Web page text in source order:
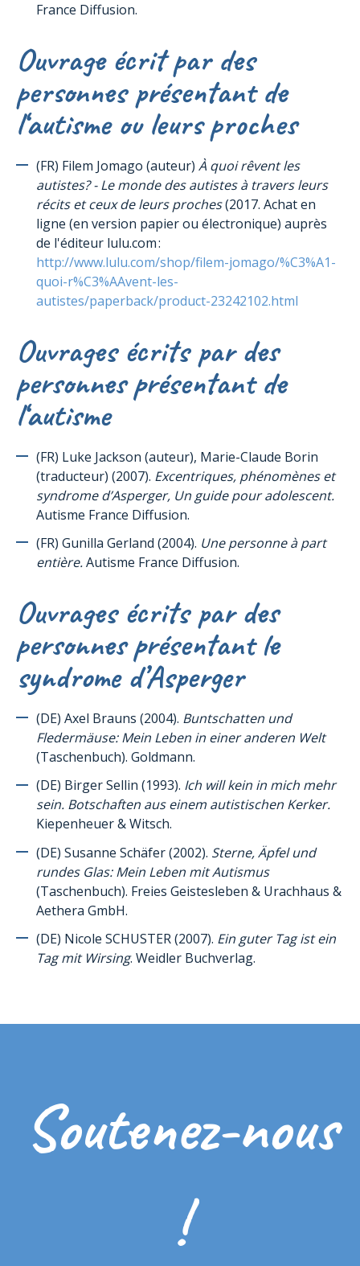
ABA (Applied Behaviour Analysis) = Analyse appliquée du
Autonomie
Pragmatique du langage / Communication
Enseignement
Puberté/Sexualité
Sensorialité
Pour expliquer l’autisme à la personne présentant de l’autisme
Pour expliquer l’autisme aux frères et sœurs/pairs de l’enfant
présentant de l’autisme
Expériences et témoignages
Ressources de pictogrammes
Autres ressources utiles
France Diffusion.
Ouvrage écrit par des
personnes présentant de
l‘autisme ou leurs proches
(FR) Filem Jomago (auteur) À quoi rêvent les
autistes? - Le monde des autistes à travers leurs
récits et ceux de leurs proches(2017. Achat en
ligne (en version papier ou électronique) auprès
de l'éditeur lulu.com :
http://www.lulu.com/shop/filem-jomago/%C3%A1-
quoi-r%C3%AAvent-les-
autistes/paperback/product-23242102.html
Ouvrages écrits par des
personnes présentant de
l‘autisme
(FR) Luke Jackson (auteur), Marie-Claude Borin
(traducteur) (2007). Excentriques, phénomènes et
syndrome d’Asperger, Un guide pour adolescent.
Autisme France Diffusion.
(FR) Gunilla Gerland (2004). Une personne à part
entière.Autisme France Diffusion.
Ouvrages écrits par des
personnes présentant le
syndrome d’Asperger
(DE) Axel Brauns (2004). Buntschatten und
Fledermäuse: Mein Leben in einer anderen Welt
(Taschenbuch). Goldmann.
(DE) Birger Sellin (1993). Ich will kein in mich mehr
sein. Botschaften aus einem autistischen Kerker.
Kiepenheuer & Witsch.
(DE) Susanne Schäfer (2002). Sterne, Äpfel und
rundes Glas: Mein Leben mit Autismus
(Taschenbuch). Freies Geistesleben & Urachhaus &
Aethera GmbH.
(DE) Nicole SCHUSTER (2007). Ein guter Tag ist ein
Tag mit Wirsing. Weidler Buchverlag.
Soutenez-nous
!